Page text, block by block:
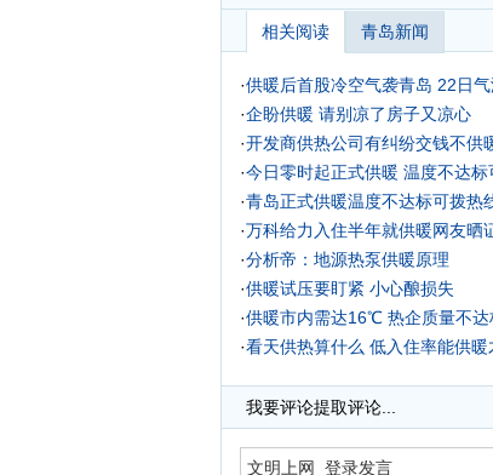
相关阅读 青岛新闻
·供暖后首股冷空气袭青岛 22日
·企盼供暖 请别凉了房子又凉心
·开发商供热公司有纠纷交钱不供
·今日零时起正式供暖 温度不达标
·青岛正式供暖温度不达标可拨热
·万科给力入住半年就供暖网友晒
·分析帝：地源热泵供暖原理
·供暖试压要盯紧 小心酿损失
·供暖市内需达16℃ 热企质量不达
·看天供热算什么 低入住率能供暖
我要评论提取评论...